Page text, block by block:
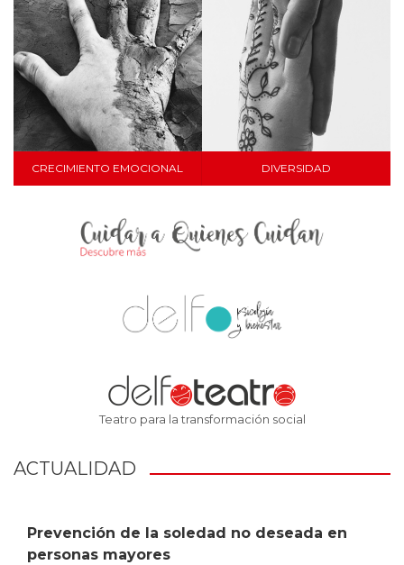
CRECIMIENTO EMOCIONAL DIVERSIDAD
Teatro para la transformación social
ACTUALIDAD
Prevención de la soledad no deseada en
personas mayores